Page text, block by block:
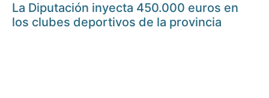
La Diputación inyecta 450.000 euros en
los clubes deportivos de la provincia